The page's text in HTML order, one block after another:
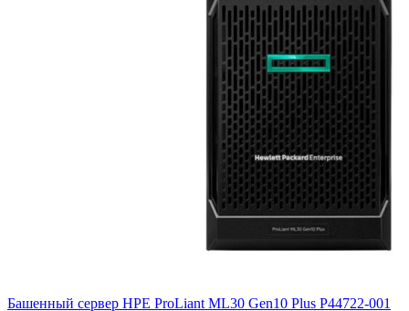
Башенный сервер HPE ProLiant ML30 Gen10 Plus P44722-001